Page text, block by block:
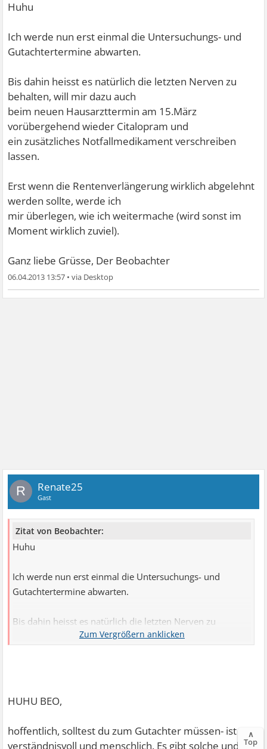
Huhu
Ich werde nun erst einmal die Untersuchungs- und
Gutachtertermine abwarten.
Bis dahin heisst es natürlich die letzten Nerven zu
behalten, will mir dazu auch
beim neuen Hausarzttermin am 15.März
vorübergehend wieder Citalopram und
ein zusätzliches Notfallmedikament verschreiben
lassen.
Erst wenn die Rentenverlängerung wirklich abgelehnt
werden sollte, werde ich
mir überlegen, wie ich weitermache (wird sonst im
Moment wirklich zuviel).
Ganz liebe Grüsse, Der Beobachter
06.04.2013 13:57 •
R Renate25
Gast
Zitat von Beobachter:
Huhu
Ich werde nun erst einmal die Untersuchungs- und
Gutachtertermine abwarten.
Bis dahin heisst es natürlich die letzten Nerven zu
behalten, will mir dazu auch
werden sollte, werde ich
mir überlegen, wie ich weitermache (wird sonst im
HUHU BEO,
hoffentlich, solltest du zum Gutachter müssen- ist er
verständnisvoll und menschlich. Es gibt solche und
∧
Top